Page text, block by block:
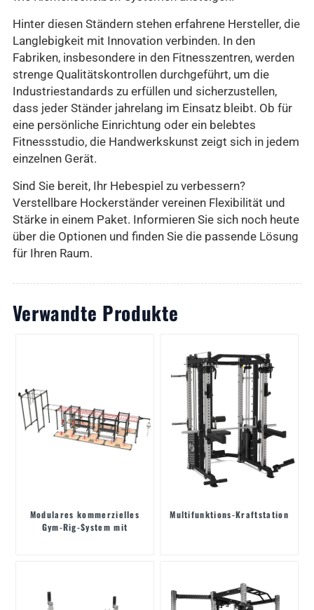
Hinter diesen Ständern stehen erfahrene Hersteller, die
Langlebigkeit mit Innovation verbinden. In den
Fabriken, insbesondere in den Fitnesszentren, werden
strenge Qualitätskontrollen durchgeführt, um die
Industriestandards zu erfüllen und sicherzustellen,
dass jeder Ständer jahrelang im Einsatz bleibt. Ob für
eine persönliche Einrichtung oder ein belebtes
Fitnessstudio, die Handwerkskunst zeigt sich in jedem
einzelnen Gerät.
Sind Sie bereit, Ihr Hebespiel zu verbessern?
Verstellbare Hockerständer vereinen Flexibilität und
Stärke in einem Paket. Informieren Sie sich noch heute
über die Optionen und finden Sie die passende Lösung
für Ihren Raum.
Verwandte Produkte
Modulares kommerzielles
Gym-Rig-System mit
Multifunktions-Kraftstation